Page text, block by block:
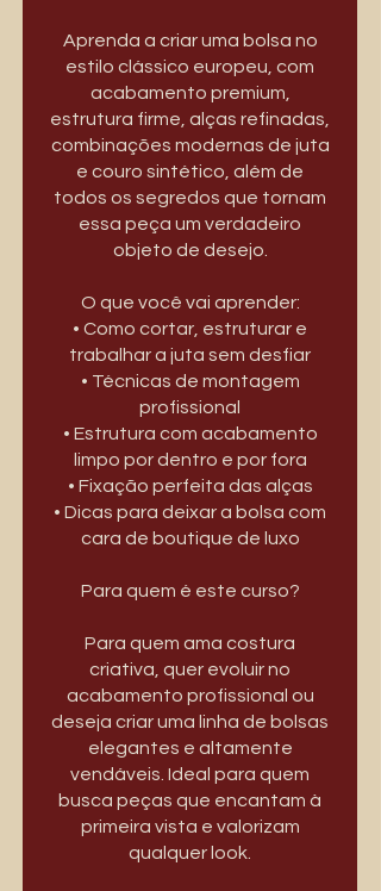
Aprenda a criar uma bolsa no
estilo clássico europeu, com
acabamento premium,
estrutura firme, alças refinadas,
combinações modernas de juta
e couro sintético, além de
todos os segredos que tornam
essa peça um verdadeiro
objeto de desejo.
O que você vai aprender:
• Como cortar, estruturar e
trabalhar a juta sem desfiar
• Técnicas de montagem
profissional
• Estrutura com acabamento
limpo por dentro e por fora
• Fixação perfeita das alças
• Dicas para deixar a bolsa com
cara de boutique de luxo
Para quem é este curso?
Para quem ama costura
criativa, quer evoluir no
acabamento profissional ou
deseja criar uma linha de bolsas
elegantes e altamente
vendáveis. Ideal para quem
busca peças que encantam à
primeira vista e valorizam
qualquer look.